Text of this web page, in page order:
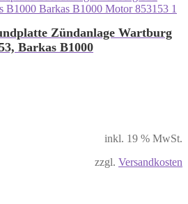
Zündanlage Wartburg
Barkas B1000
inkl. 19 % MwSt.
zzgl. Versandkosten